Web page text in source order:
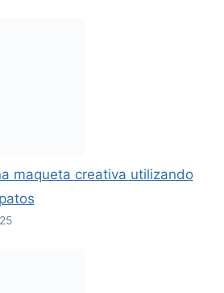
maqueta creativa utilizando